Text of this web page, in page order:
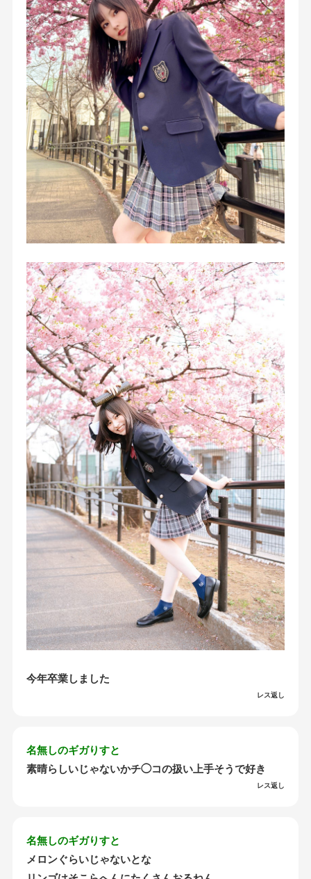
今年卒業しました
レス返し
名無しのギガりすと
素晴らしいじゃないかチ◯コの扱い上手そうで好き
レス返し
名無しのギガりすと
メロンぐらいじゃないとな